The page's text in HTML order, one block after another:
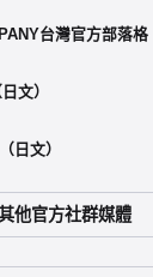
台灣官方部落格
文）
日文）
他官方社群媒體